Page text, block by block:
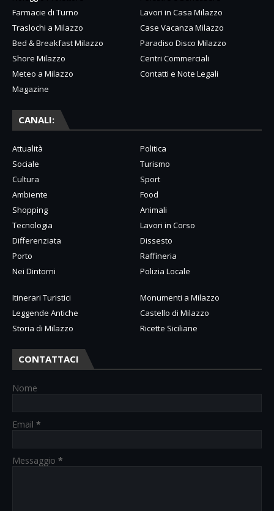
Farmacie di Turno
Lavori in Casa Milazzo
Traslochi a Milazzo
Case Vacanza Milazzo
Bed & Breakfast Milazzo
Paradiso Disco Milazzo
Shore Milazzo
Centri Commerciali
Meteo a Milazzo
Contatti e Note Legali
Magazine
CANALI:
Attualità
Politica
Sociale
Turismo
Cultura
Sport
Ambiente
Food
Shopping
Animali
Tecnologia
Lavori in Corso
Differenziata
Dissesto
Porto
Raffineria
Nei Dintorni
Polizia Locale
Itinerari Turistici
Monumenti a Milazzo
Leggende Antiche
Castello di Milazzo
Storia di Milazzo
Ricette Siciliane
CONTATTACI
Nome
Email *
Messaggio *